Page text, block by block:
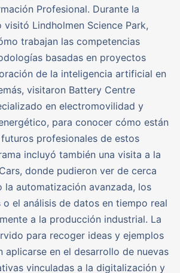
Profesional. Durante la
visitó Lindholmen Science Park,
trabajan las competencias
basadas en proyectos
de la inteligencia artificial en
visitaron Battery Centre
en electromovilidad y
para conocer cómo están
profesionales de estos
incluyó también una visita a la
donde pudieron ver de cerca
la automatización avanzada, los
el análisis de datos en tiempo real
a la producción industrial. La
para recoger ideas y ejemplos
aplicarse en el desarrollo de nuevas
vinculadas a la digitalización y